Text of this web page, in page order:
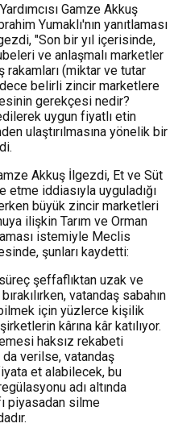
Gamze Akkuş
Yumaklı'nın yanıtlaması
"Son bir yıl içerisinde,
ve anlaşmalı marketler
rakamları (miktar ve tutar
belirli zincir marketlere
gerekçesi nedir?
uygun fiyatlı etin
ulaştırılmasına yönelik bir
Akkuş İlgezdi, Et ve Süt
etme iddiasıyla uyguladığı
büyük zincir marketleri
ilişkin Tarım ve Orman
istemiyle Meclis
şunları kaydetti:
şeffaflıktan uzak ve
vatandaş sabahın
için yüzlerce kişilik
kârına kâr katılıyor.
haksız rekabeti
verilse, vatandaş
et alabilecek, bu
adı altında
piyasadan silme